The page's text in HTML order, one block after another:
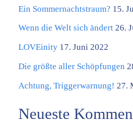
Ein Sommernachtstraum? 15.
Wenn die Welt sich ändert 26.
LOVEinity 17. Juni 2022
Die größte aller Schöpfungen
Achtung, Triggerwarnung! 27.
Neueste
t
e
g
o
e